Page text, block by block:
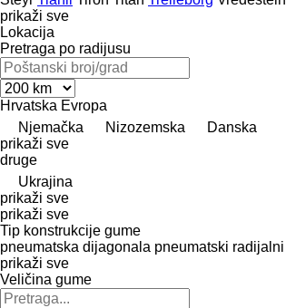
prikaži sve
Lokacija
Pretraga po radijusu
Hrvatska Evropa
Njemačka
Nizozemska
Danska
prikaži sve
druge
Ukrajina
prikaži sve
prikaži sve
Tip konstrukcije gume
pneumatska dijagonala pneumatski radijalni
prikaži sve
Veličina gume